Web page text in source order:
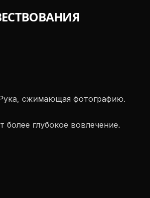
сжимающая фотографию.
более глубокое вовлечение.